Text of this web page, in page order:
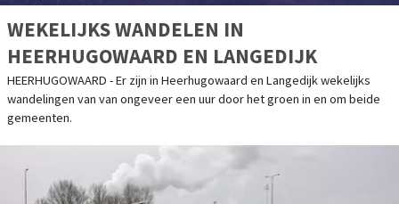
WEKELIJKS WANDELEN IN
HEERHUGOWAARD EN LANGEDIJK
HEERHUGOWAARD - Er zijn in Heerhugowaard en Langedijk wekelijks
wandelingen van van ongeveer een uur door het groen in en om beide
gemeenten.